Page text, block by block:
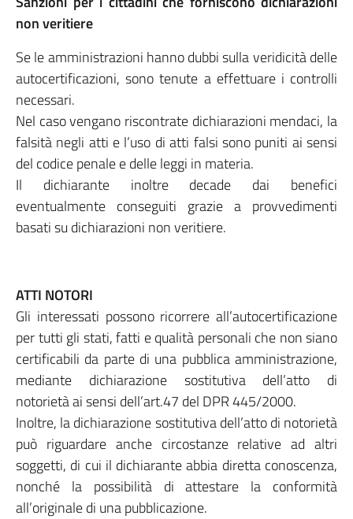
non veritiere
Se le amministrazioni hanno dubbi sulla veridicità delle
autocertificazioni, sono tenute a effettuare i controlli
necessari.
Nel caso vengano riscontrate dichiarazioni mendaci, la
falsità negli atti e l’uso di atti falsi sono puniti ai sensi
del codice penale e delle leggi in materia.
Il dichiarante inoltre decade dai benefici
eventualmente conseguiti grazie a provvedimenti
basati su dichiarazioni non veritiere.
ATTI NOTORI
Gli interessati possono ricorrere all’autocertificazione
per tutti gli stati, fatti e qualità personali che non siano
certificabili da parte di una pubblica amministrazione,
mediante dichiarazione sostitutiva dell’atto di
notorietà ai sensi dell’art.47 del DPR 445/2000.
Inoltre, la dichiarazione sostitutiva dell’atto di notorietà
può riguardare anche circostanze relative ad altri
soggetti, di cui il dichiarante abbia diretta conoscenza,
nonché la possibilità di attestare la conformità
all’originale di una pubblicazione.